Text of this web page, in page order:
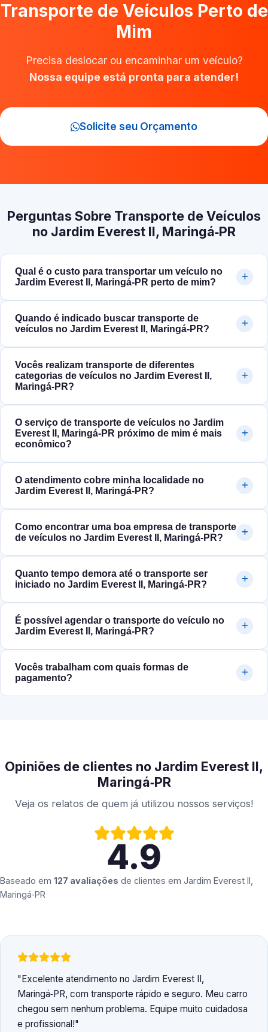
Transporte de Veículos Perto de
Mim
Precisa deslocar ou encaminhar um veículo?
Nossa equipe está pronta para atender!
Solicite seu Orçamento
Perguntas Sobre Transporte de Veículos
no Jardim Everest II, Maringá‑PR
Qual é o custo para transportar um veículo no
Jardim Everest II, Maringá‑PR perto de mim?
Quando é indicado buscar transporte de
veículos no Jardim Everest II, Maringá‑PR?
Vocês realizam transporte de diferentes
categorias de veículos no Jardim Everest II,
Maringá‑PR?
O serviço de transporte de veículos no Jardim
Everest II, Maringá‑PR próximo de mim é mais
econômico?
O atendimento cobre minha localidade no
Jardim Everest II, Maringá‑PR?
Como encontrar uma boa empresa de transporte
de veículos no Jardim Everest II, Maringá‑PR?
Quanto tempo demora até o transporte ser
iniciado no Jardim Everest II, Maringá‑PR?
É possível agendar o transporte do veículo no
Jardim Everest II, Maringá‑PR?
Vocês trabalham com quais formas de
pagamento?
Opiniões de clientes no Jardim Everest II,
Maringá‑PR
Veja os relatos de quem já utilizou nossos serviços!
4.9
Baseado em 127 avaliações de clientes em Jardim Everest II,
Maringá‑PR
Excelente atendimento no Jardim Everest II,
Maringá‑PR, com transporte rápido e seguro. Meu carro
chegou sem nenhum problema. Equipe muito cuidadosa
e profissional!